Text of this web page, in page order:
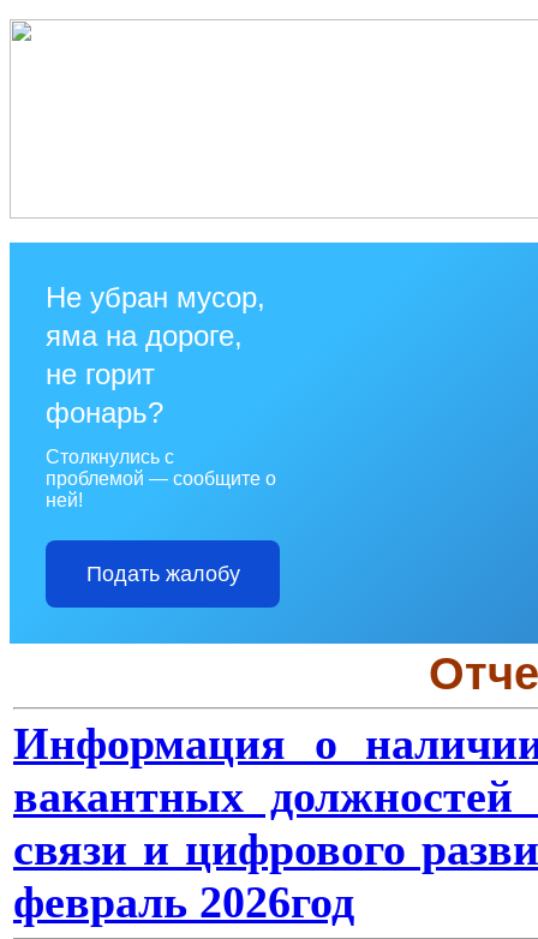
Не убран мусор,
яма на дороге,
не горит
фонарь?
Столкнулись с
проблемой — сообщите о
ней!
Подать жалобу
Информация о
вакантных
связи и цифрового
февраль 2026год